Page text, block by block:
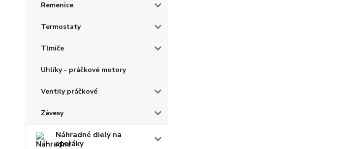
Remenice
Termostaty
Tlmiče
Uhlíky - práčkové motory
Ventily práčkové
Závesy
Náhradné diely na
sporáky